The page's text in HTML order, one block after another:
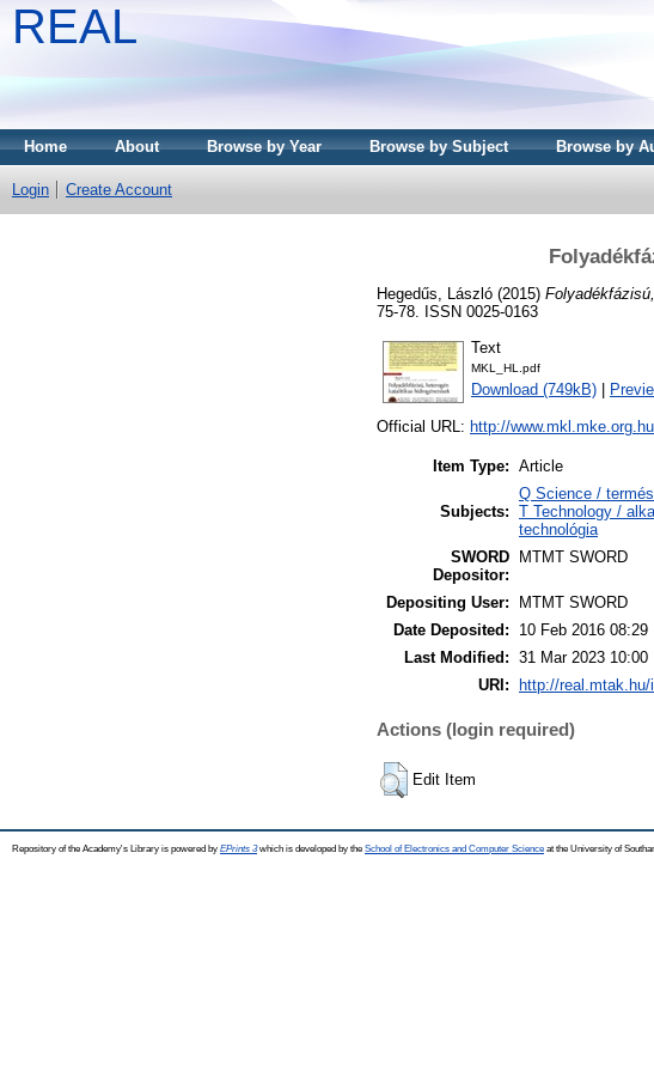
REAL
Home About Browse by Year Browse by Subject Browse by
Login Create Account
Hegedűs, László (2015)
75-78. ISSN 0025-0163
Text
MKL_HL.pdf
Download (749kB)
Official URL: http://
Item Type: Article
Subjects:
Q Science /
T Technology /
technológia
SWORD
Depositor:
MTMT SWORD
Depositing User:
MTMT SWORD
Date Deposited:
10 Feb 2016 08:29
Last Modified: 31 Mar 2023 10:00
URI:
http://
Actions (login required)
Edit Item
Repository of the Academy's Library is powered by EPrints 3which is developed by the School of Electronics and Computer Science at the University of